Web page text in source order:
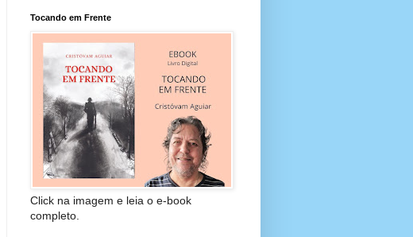
Tocando em Frente
Click na imagem e leia o e-book
completo.